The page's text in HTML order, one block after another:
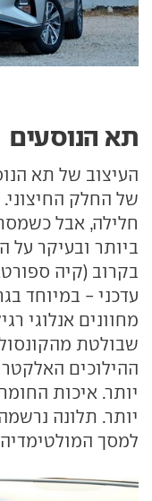
תא הנוסעים
העיצוב של תא
של החלק
חלילה, אבל
ביותר ובעיקר
בקרוב (קיה
עדכני - במיוחד
מחוונים אנלוגי
שבולטת
ההילוכים
יותר. איכות
יותר. תלונה
למסך